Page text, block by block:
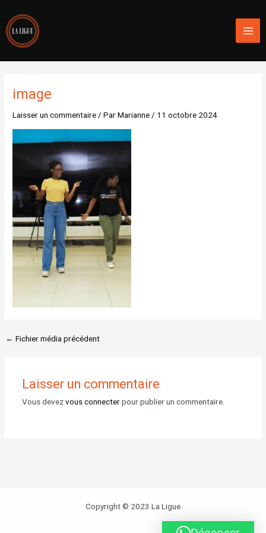
contenu
image
Laisser un commentaire/ ParMarianne/ 11 octobre 2024
← Fichier média précédent
Laisser un commentaire
Vous devezvous connecterpour publier un commentaire.
Copyright © 2023 La Ligue